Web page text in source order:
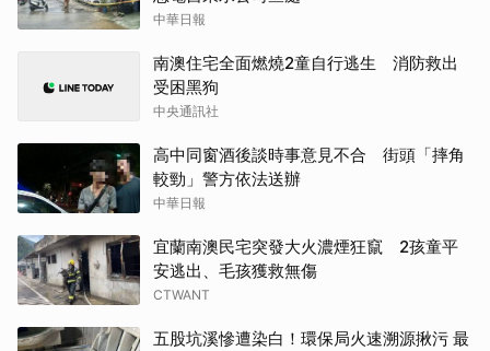
中華日報
南澳住宅全面燃燒2童自行逃生 消防救出
受困黑狗
中央通訊社
高中同窗酒後談時事意見不合 街頭「摔角
較勁」警方依法送辦
中華日報
宜蘭南澳民宅突發大火濃煙狂竄 2孩童平
安逃出、毛孩獲救無傷
CTWANT
五股坑溪慘遭染白！環保局火速溯源揪污 最